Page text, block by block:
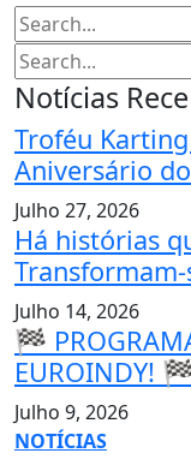
Notícias
Troféu
Aniversário
Julho 27, 2026
Há histórias
Transformam-
Julho 14, 2026
🏁
EUROINDY!
Julho 9, 2026
NOTÍCIAS